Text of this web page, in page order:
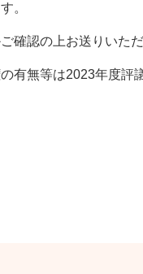
。
確認の上お送りいた
有無等は2023年度評